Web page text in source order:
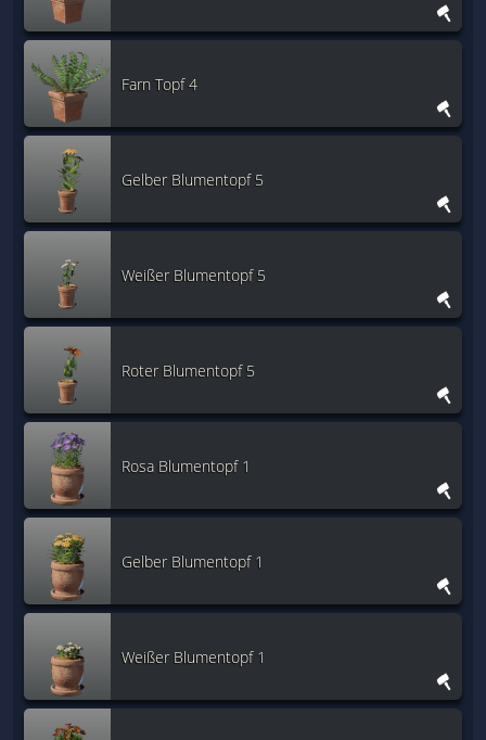
Farn Topf 4
Gelber Blumentopf 5
Weißer Blumentopf 5
Roter Blumentopf 5
Rosa Blumentopf 1
Gelber Blumentopf 1
Weißer Blumentopf 1